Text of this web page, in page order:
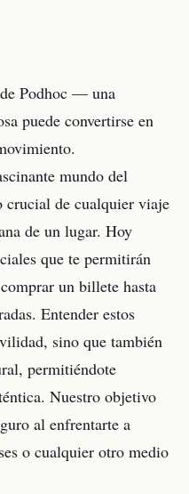
Podhoc — una
puede convertirse en
mundo del
crucial de cualquier viaje
de un lugar. Hoy
que te permitirán
un billete hasta
Entender estos
sino que también
permitiéndote
Nuestro objetivo
al enfrentarte a
o cualquier otro medio